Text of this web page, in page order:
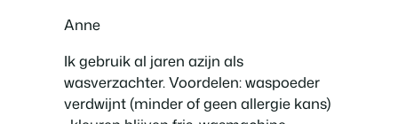
Anne
Ik gebruik al jaren azijn als
wasverzachter. Voordelen: waspoeder
verdwijnt (minder of geen allergie kans)